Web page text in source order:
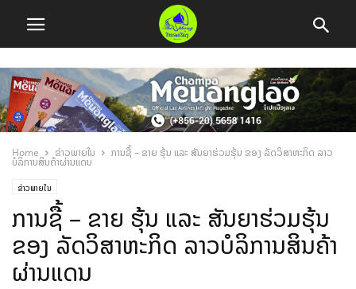
Home ຂ່າວພາຍໃນ ການຊື້ – ຂາຍ ຮຸ້ນ ແລະ ສັນຍາຮ່ວມຮຸ້ນ ຂອງ ລັດວິສາຫະກິດ ລາວ
ບໍລິການສິນຄ້າຜ່ານແດນ
ຂ່າວພາຍໃນ
ການຊື້ – ຂາຍ ຮຸ້ນ ແລະ ສັນຍາຮ່ວມຮຸ້ນ
ຂອງ ລັດວິສາຫະກິດ ລາວບໍລິການສິນຄ້າ
ຜ່ານແດນ